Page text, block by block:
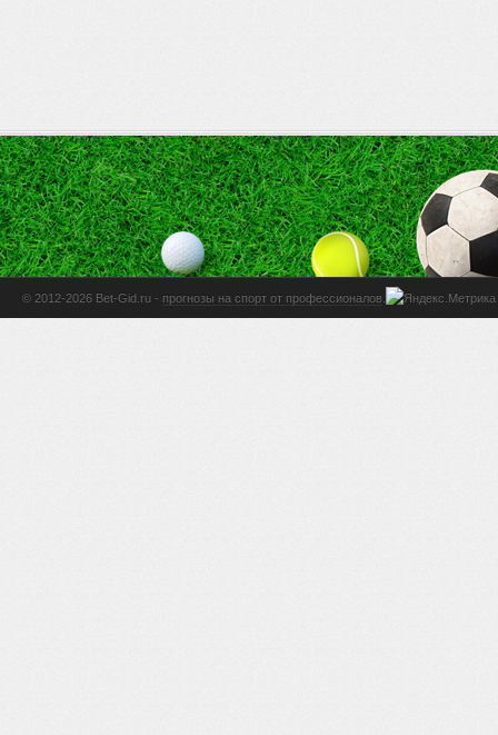
© 2012-2026 Bet-Gid.ru - прогнозы на спорт от профессионалов